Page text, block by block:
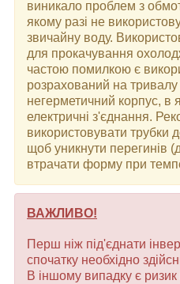
виникало проблем з
якому разі не
звичайну воду.
для прокачування
частою помилкою є
розрахований на
негерметичний корпус, в
електричні з'єднання.
використовувати трубки
щоб уникнути перегинів
втрачати форму при
ВАЖЛИВО!
Перш ніж під'єднати
спочатку необхідно
В іншому випадку є